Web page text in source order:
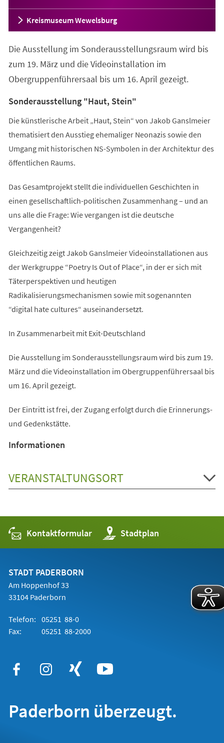
Kreismuseum Wewelsburg
Die Ausstellung im Sonderausstellungsraum wird bis
zum 19. März und die Videoinstallation im
Obergruppenführersaal bis um 16. April gezeigt.
Sonderausstellung "Haut, Stein"
Die künstlerische Arbeit „Haut, Stein“ von Jakob Ganslmeier
thematisiert den Ausstieg ehemaliger Neonazis sowie den
Umgang mit historischen NS-Symbolen in der Architektur des
öffentlichen Raums.
Das Gesamtprojekt stellt die individuellen Geschichten in
einen gesellschaftlich-politischen Zusammenhang – und an
uns alle die Frage: Wie vergangen ist die deutsche
Vergangenheit?
Gleichzeitig zeigt Jakob Ganslmeier Videoinstallationen aus
der Werkgruppe “Poetry Is Out of Place“, in der er sich mit
Täterperspektiven und heutigen
Radikalisierungsmechanismen sowie mit sogenannten
“digital hate cultures“ auseinandersetzt.
In Zusammenarbeit mit Exit-Deutschland
Die Ausstellung im Sonderausstellungsraum wird bis zum 19.
März und die Videoinstallation im Obergruppenführersaal bis
um 16. April gezeigt.
Der Eintritt ist frei, der Zugang erfolgt durch die Erinnerungs-
und Gedenkstätte.
Informationen
VERANSTALTUNGSORT
Kontaktformular Stadtplan
(Öffnet
in
einem
STADT PADERBORN
Am Hoppenhof 33
33104 Paderborn
Telefon: 05251 88-0
Fax:
05251 88-2000
Paderborn überzeugt.